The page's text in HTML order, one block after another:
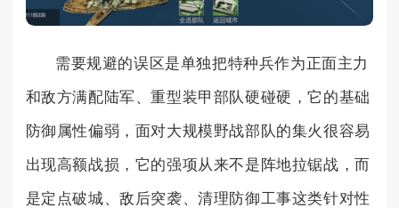
需要规避的误区是单独把特种兵作为正面主力
和敌方满配陆军、重型装甲部队硬碰硬，它的基础
防御属性偏弱，面对大规模野战部队的集火很容易
出现高额战损，它的强项从来不是阵地拉锯战，而
是定点破城、敌后突袭、清理防御工事这类针对性